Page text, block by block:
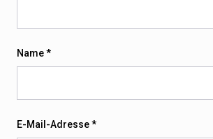
Name*
E-Mail-Adresse*